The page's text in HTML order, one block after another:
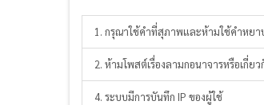
1. กรุณาใช้คำที่สุภาพและห้ามใช้คำหยา
2. ห้ามโพสต์เรื่องลามกอนาจารหรือเกี่ยว
4. ระบบมีการบันทึก IP ของผู้ใช้